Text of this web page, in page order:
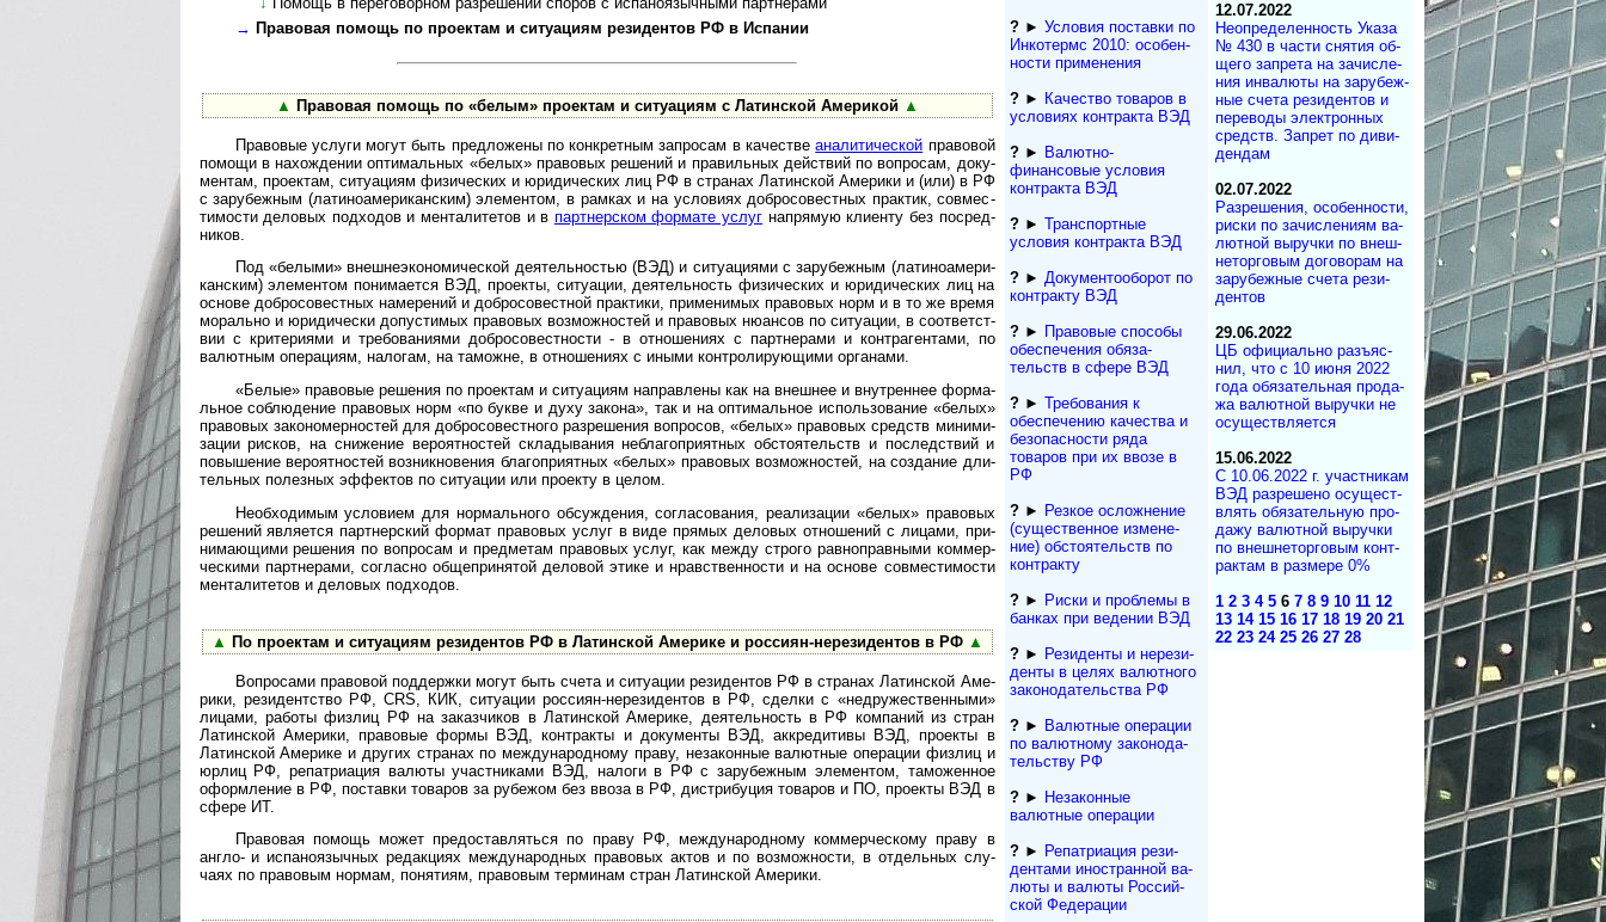
→ Правовая помощь по проектам и ситуациям рези­ден­тов РФ в Испа­нии
▲ Правовая помощь по «белым» проектам и ситу­а­циям с Латин­ской Аме­рикой ▲
Правовые услуги могут быть предложены по конк­рет­ным зап­ро­сам в каче­ствеана­ли­ти­че­с­кой пра­во­вой
по­мощи в на­хо­ж­де­нии оп­ти­ма­ль­ных «бе­лых» пра­во­вых ре­ше­ний и пра­ви­ль­ных дей­ст­вий по воп­ро­сам, доку­
мен­там, про­е­к­там, си­ту­а­ци­ям физи­чес­ких и юри­ди­чес­ких лиц РФ в стра­нах Латин­ской Аме­рики и (или) в РФ
с зару­беж­ным (лати­но­аме­ри­кан­ским) эле­мен­том, в рам­ках и на усло­ви­ях доб­ро­со­вест­ных прак­тик, сов­мес­
ти­мо­сти дело­вых под­хо­дов и мен­та­ли­те­тов и в парт­не­р­с­ком фор­мате услуг на­пря­мую кли­енту без по­сред­
ников.
Под «белыми» внешнеэкономической деятель­ностью (ВЭД) и ситу­а­ци­ями с зару­беж­ным (лати­но­аме­ри­
кан­ским) эле­мен­том пони­ма­ется ВЭД, прое­кты, ситу­а­ции, дея­тель­ность физи­чес­ких и юри­ди­чес­ких лиц на
ос­но­ве доб­ро­со­вест­ных на­ме­ре­ний и доб­ро­со­вест­ной прак­ти­ки, при­ме­ни­мых пра­во­вых норм и в то же вре­мя
мо­раль­но и юри­ди­чес­ки до­пус­ти­мых пра­во­вых воз­мож­нос­тей и пра­во­вых ню­ан­сов по си­ту­а­ции, в соот­вет­ст­
вии с кри­те­ри­ями и тре­бо­ва­ни­ями доб­ро­со­ве­ст­но­сти - в отно­ше­ниях с парт­не­рами и контр­аген­тами, по
валют­ным опе­ра­циям, нало­гам, на тамо­жне, в отно­ше­ниях с иными конт­ро­ли­рую­щими органами.
«Белые» правовые решения по проектам и ситуа­циям направ­лены как на внеш­нее и внут­рен­нее фор­ма­
ль­ное соблю­де­ние пра­во­вых норм «по букве и духу зако­на», так и на опти­ма­ль­ное испо­ль­зо­ва­ние «белых»
пра­во­вых зако­но­мер­нос­тей для доб­ро­со­вест­ного раз­ре­ше­ния воп­ро­сов, «белых» пра­во­вых средств мини­ми­
за­ции рис­ков, на сни­же­ние веро­ят­нос­тей скла­ды­ва­ния небла­го­при­ят­ных обсто­я­тельств и послед­ст­вий и
повы­ше­ние веро­ят­нос­тей воз­ник­но­ве­ния бла­го­при­ят­ных «белых» пра­во­вых воз­мож­нос­тей, на созда­ние дли­
тель­ных полез­ных эффек­тов по ситу­а­ции или про­екту в целом.
Необходимым условием для нор­маль­но­го об­суж­де­ния, со­гла­со­ва­ния, ре­а­ли­за­ции «белых» пра­во­вых
ре­ше­ний явля­ется парт­нер­ский фор­мат пра­во­вых услуг в виде пря­мых де­ло­вых от­но­ше­ний с ли­ца­ми, при­
ни­ма­ю­щи­ми ре­ше­ния по во­п­ро­сам и пре­д­ме­там пра­во­вых ус­луг, как меж­ду стро­го рав­но­пра­в­ны­ми ком­мер­
чес­ки­ми пар­т­не­ра­ми, со­г­ла­с­но об­ще­при­ня­той де­ло­вой эти­ке и нрав­ст­вен­нос­ти и на ос­но­ве со­в­ме­с­ти­мо­с­ти
ме­н­та­ли­те­тов и де­ло­вых под­хо­дов.
▲ По проектам и ситуациям резиден­тов РФ в Латин­ской Аме­рике и рос­си­ян-­нере­зи­ден­тов в РФ ▲
Вопросами правовой поддержки могут быть счета и ситу­а­ции рези­ден­тов РФ в стра­нах Латин­ской Аме­
рики, рези­дент­ство РФ, CRS, КИК, ситу­а­ции рос­сиян-нере­зи­ден­тов в РФ, сде­лки с «недру­жест­вен­ными»
лицами, работы физ­лиц РФ на заказ­чи­ков в Латин­ской Аме­рике, дея­тель­ность в РФ ком­па­ний из стран
Латин­ской Аме­рики, пра­во­вые формы ВЭД, кон­т­ра­кты и доку­ме­нты ВЭД, аккре­ди­тивы ВЭД, про­екты в
Латин­ской Аме­рике и дру­гих стра­нах по меж­ду­на­род­ному праву, неза­кон­ные валют­ные опе­ра­ции физ­лиц и
юрлиц РФ, репат­ри­а­ция валюты участ­ни­ками ВЭД, налоги в РФ с зару­беж­ным эле­мен­том, тамо­жен­ное
оформ­ле­ние в РФ, поста­вки това­ров за рубе­жом без ввоза в РФ, дист­ри­бу­ция това­ров и ПО, про­екты ВЭД в
сфере ИТ.
Правовая помощь может предоставляться по праву РФ, меж­ду­на­род­ному ком­мер­чес­кому праву в
англо- и испа­но­языч­ных редак­циях межд­у­на­род­ных пра­во­вых актов и по воз­мож­но­сти, в отдель­ных слу­
чаях по пра­во­вым нор­мам, поня­тиям, пра­во­вым тер­ми­нам стран Латин­ской Аме­рики.
?► Условия поставки по
Инкотермс 2010: осо­бен­
нос­ти применения
?► Качество товаров в
условиях контракта ВЭД
?► Валютно-
финансовые условия
контракта ВЭД
?► Транспортные
условия контракта ВЭД
?► Документооборот по
контракту ВЭД
?► Правовые способы
обеспечения обяза­
тельств в сфере ВЭД
?► Требования к
обеспечению качества и
безопасности ряда
товаров при их ввозе в
РФ
?► Резкое осложнение
(сущест­вен­ное измене­
ние) обсто­ятельств по
контракту
?► Риски и проблемы в
банках при ведении ВЭД
?► Резиденты и не­ре­зи­
ден­ты в целях валютного
за­ко­но­да­тель­ст­ва РФ
?► Валютные операции
по валютному за­ко­но­да­
тель­ст­ву РФ
?► Незаконные
валютные операции
?► Репатриация ре­зи­
ден­та­ми иностранной ва­
лю­ты и валюты Рос­сий­
ской Федерации
12.07.2022
Неопределенность Ука­за
№ 430 в час­ти сня­тия об­
ще­го за­п­ре­та на за­чи­сле­
ния ин­ва­лю­ты на за­ру­беж­
ные сче­та ре­зи­ден­тов и
пе­ре­во­ды эле­к­т­рон­ных
средств. Зап­рет по ди­ви­
дендам
02.07.2022
Разрешения, осо­бен­нос­ти,
риски по за­чис­ле­ни­ям ва­
лют­ной вы­руч­ки по вне­ш­
не­тор­го­вым до­го­во­рам на
за­ру­беж­ные сче­та ре­зи­
ден­тов
29.06.2022
ЦБ официально разъ­яс­
нил, что с 10 ию­ня 2022
го­да обя­за­тель­ная про­да­
жа ва­лют­ной вы­руч­ки не
осу­щест­в­ля­ется
15.06.2022
С 10.06.2022 г. участ­ни­кам
ВЭД раз­ре­ше­но осу­щест­
в­лять обя­за­тель­ную про­
да­жу ва­лют­ной вы­руч­ки
по внеш­не­тор­го­вым кон­т­
рак­там в раз­ме­ре 0%
1 2 3 4 5 6 7 8 9 10 11 12
13 14 15 16 17 18 19 20 21
22 23 24 25 26 27 28